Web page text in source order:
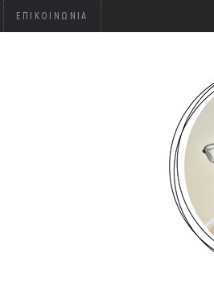
ΕΠΙΚΟΙΝΩΝΊΑ